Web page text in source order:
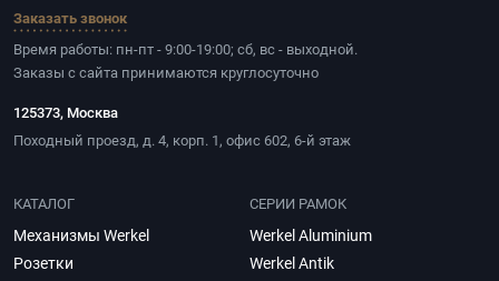
Заказать звонок
Время работы: пн-пт - 9:00-19:00; сб, вс - выходной.
Заказы с сайта принимаются круглосуточно
125373, Москва
Походный проезд, д. 4, корп. 1, офис 602, 6-й этаж
КАТАЛОГ
Механизмы Werkel
Розетки
СЕРИИ РАМОК
Werkel Aluminium
Werkel Antik